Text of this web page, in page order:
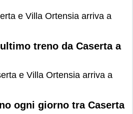
e Villa Ortensia arriva a
treno da Caserta a
e Villa Ortensia arriva a
ogni giorno tra Caserta